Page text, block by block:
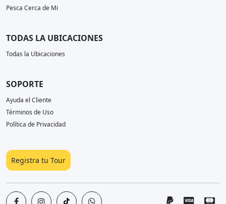
Pesca Cerca de Mi
TODAS LA UBICACIONES
Todas la Ubicaciones
SOPORTE
Ayuda el Cliente
Términos de Uso
Política de Privacidad
Registra tu Tour